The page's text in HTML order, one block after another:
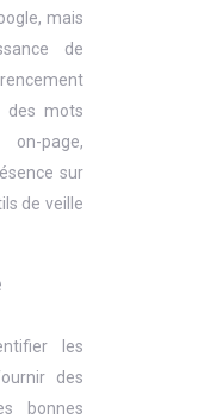
mais
de
des mots
page,
sur
de veille
les
des
bonnes